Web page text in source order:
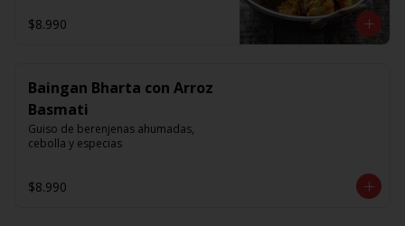
$8.990
Baingan Bharta con Arroz
Basmati
Guiso de berenjenas ahumadas,
cebolla y especias
$8.990